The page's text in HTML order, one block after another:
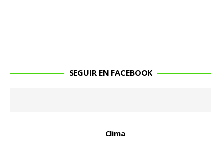
SEGUIR EN FACEBOOK
Clima